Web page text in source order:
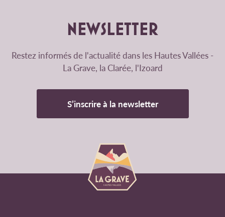
NEWSLETTER
Restez informés de l'actualité dans les Hautes Vallées -
La Grave, la Clarée, l'Izoard
S’inscrire à la newsletter